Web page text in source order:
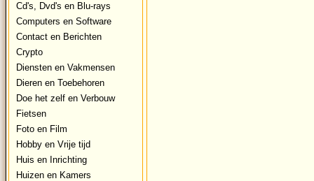
Cd's, Dvd's en Blu-rays
Computers en Software
Contact en Berichten
Crypto
Diensten en Vakmensen
Dieren en Toebehoren
Doe het zelf en Verbouw
Fietsen
Foto en Film
Hobby en Vrije tijd
Huis en Inrichting
Huizen en Kamers